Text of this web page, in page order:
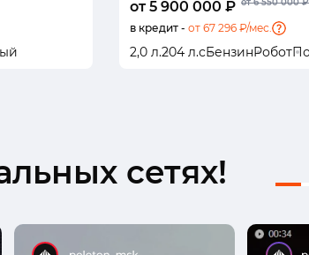
от 5 900 000 ₽
в кредит - от 67 296 ₽/мес.
2,0 л.204 л.сБензинРобот
сетях!